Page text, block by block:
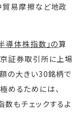
貿易摩擦など地政
導体株指数」の算
京証券取引所に上場
の大きい30銘柄で
めるためには、
もチェックするよ